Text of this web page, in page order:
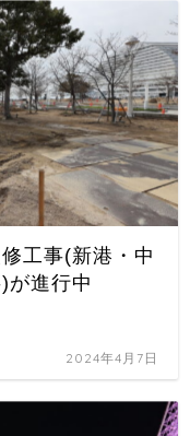
工事(新港・中
が進行中
2024年4月7日